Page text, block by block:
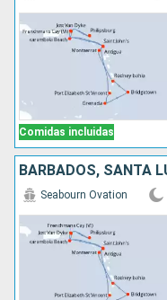
Comidas incluidas
Seabourn Ovation